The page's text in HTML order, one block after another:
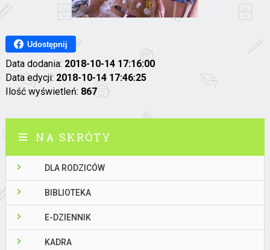
Udostępnij
Data dodania: 2018-10-14 17:16:00
Data edycji: 2018-10-14 17:46:25
Ilość wyświetleń: 867
NA SKRÓTY
DLA RODZICÓW
BIBLIOTEKA
E-DZIENNIK
KADRA